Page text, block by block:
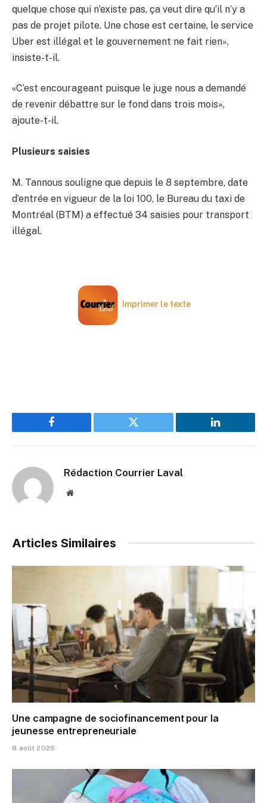
quelque chose qui n’existe pas, ça veut dire qu’il n’y a
pas de projet pilote. Une chose est certaine, le service
Uber est illégal et le gouvernement ne fait rien»,
insiste-t-il.
«C’est encourageant puisque le juge nous a demandé
de revenir débattre sur le fond dans trois mois»,
ajoute-t-il.
Plusieurs saisies
M. Tannous souligne que depuis le 8 septembre, date
d’entrée en vigueur de la loi 100, le Bureau du taxi de
Montréal (BTM) a effectué 34 saisies pour transport
illégal.
Imprimer le texte
Facebook Twitter LinkedIn
Rédaction Courrier Laval
Website
Articles Similaires
Une campagne de sociofinancement pour la
jeunesse entrepreneuriale
8 août 2026